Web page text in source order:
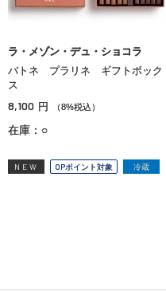
ラ・メゾン・デュ・ショコラ
バトネ プラリネ ギフトボック
ス
8,100 円 （8%税込）
在庫：○
NEW OPポイント対象 冷蔵